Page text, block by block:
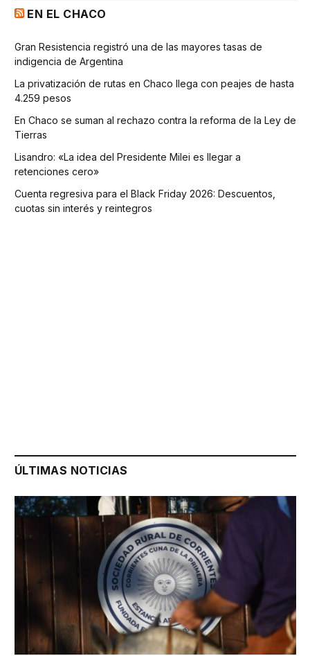
EN EL CHACO
Gran Resistencia registró una de las mayores tasas de
indigencia de Argentina
La privatización de rutas en Chaco llega con peajes de hasta
4.259 pesos
En Chaco se suman al rechazo contra la reforma de la Ley de
Tierras
Lisandro: «La idea del Presidente Milei es llegar a
retenciones cero»
Cuenta regresiva para el Black Friday 2026: Descuentos,
cuotas sin interés y reintegros
ÚLTIMAS NOTICIAS